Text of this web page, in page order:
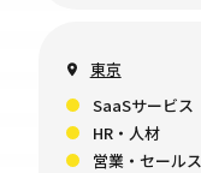
東京
SaaSサービス
HR・人材
営業・セールス